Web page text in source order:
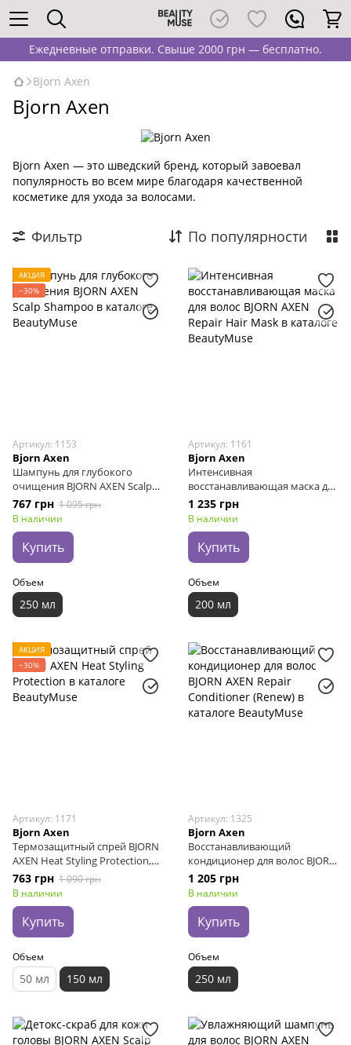
Ежедневные отправки. Свыше 2000 грн — бесплатно.
Bjorn Axen
Bjorn Axen
Bjorn Axen — это шведский бренд, который завоевал
популярность во всем мире благодаря качественной
косметике для ухода за волосами.
Фильтр По популярности
АКЦИЯ
−30%
Артикул: 1153
Bjorn Axen
Шампунь для глубокого
очищения BJORN AXEN Scalp
Shampoo, 250 мл
767 грн 1 095 грн
В наличии
Купить
Объем
250 мл
Артикул: 1161
Bjorn Axen
Интенсивная
восстанавливающая маска для
волос BJORN AXEN Repair Hair
Mask, 200 мл
1 235 грн
В наличии
Купить
Объем
200 мл
АКЦИЯ
−30%
Артикул: 1171
Bjorn Axen
Термозащитный спрей BJORN
AXEN Heat Styling Protection,
150 мл
763 грн 1 090 грн
В наличии
Купить
Объем
50 мл 150 мл
Артикул: 1325
Bjorn Axen
Восстанавливающий
кондиционер для волос BJORN
AXEN Repair Conditioner
(Renew), 250 мл
1 205 грн
В наличии
Купить
Объем
250 мл